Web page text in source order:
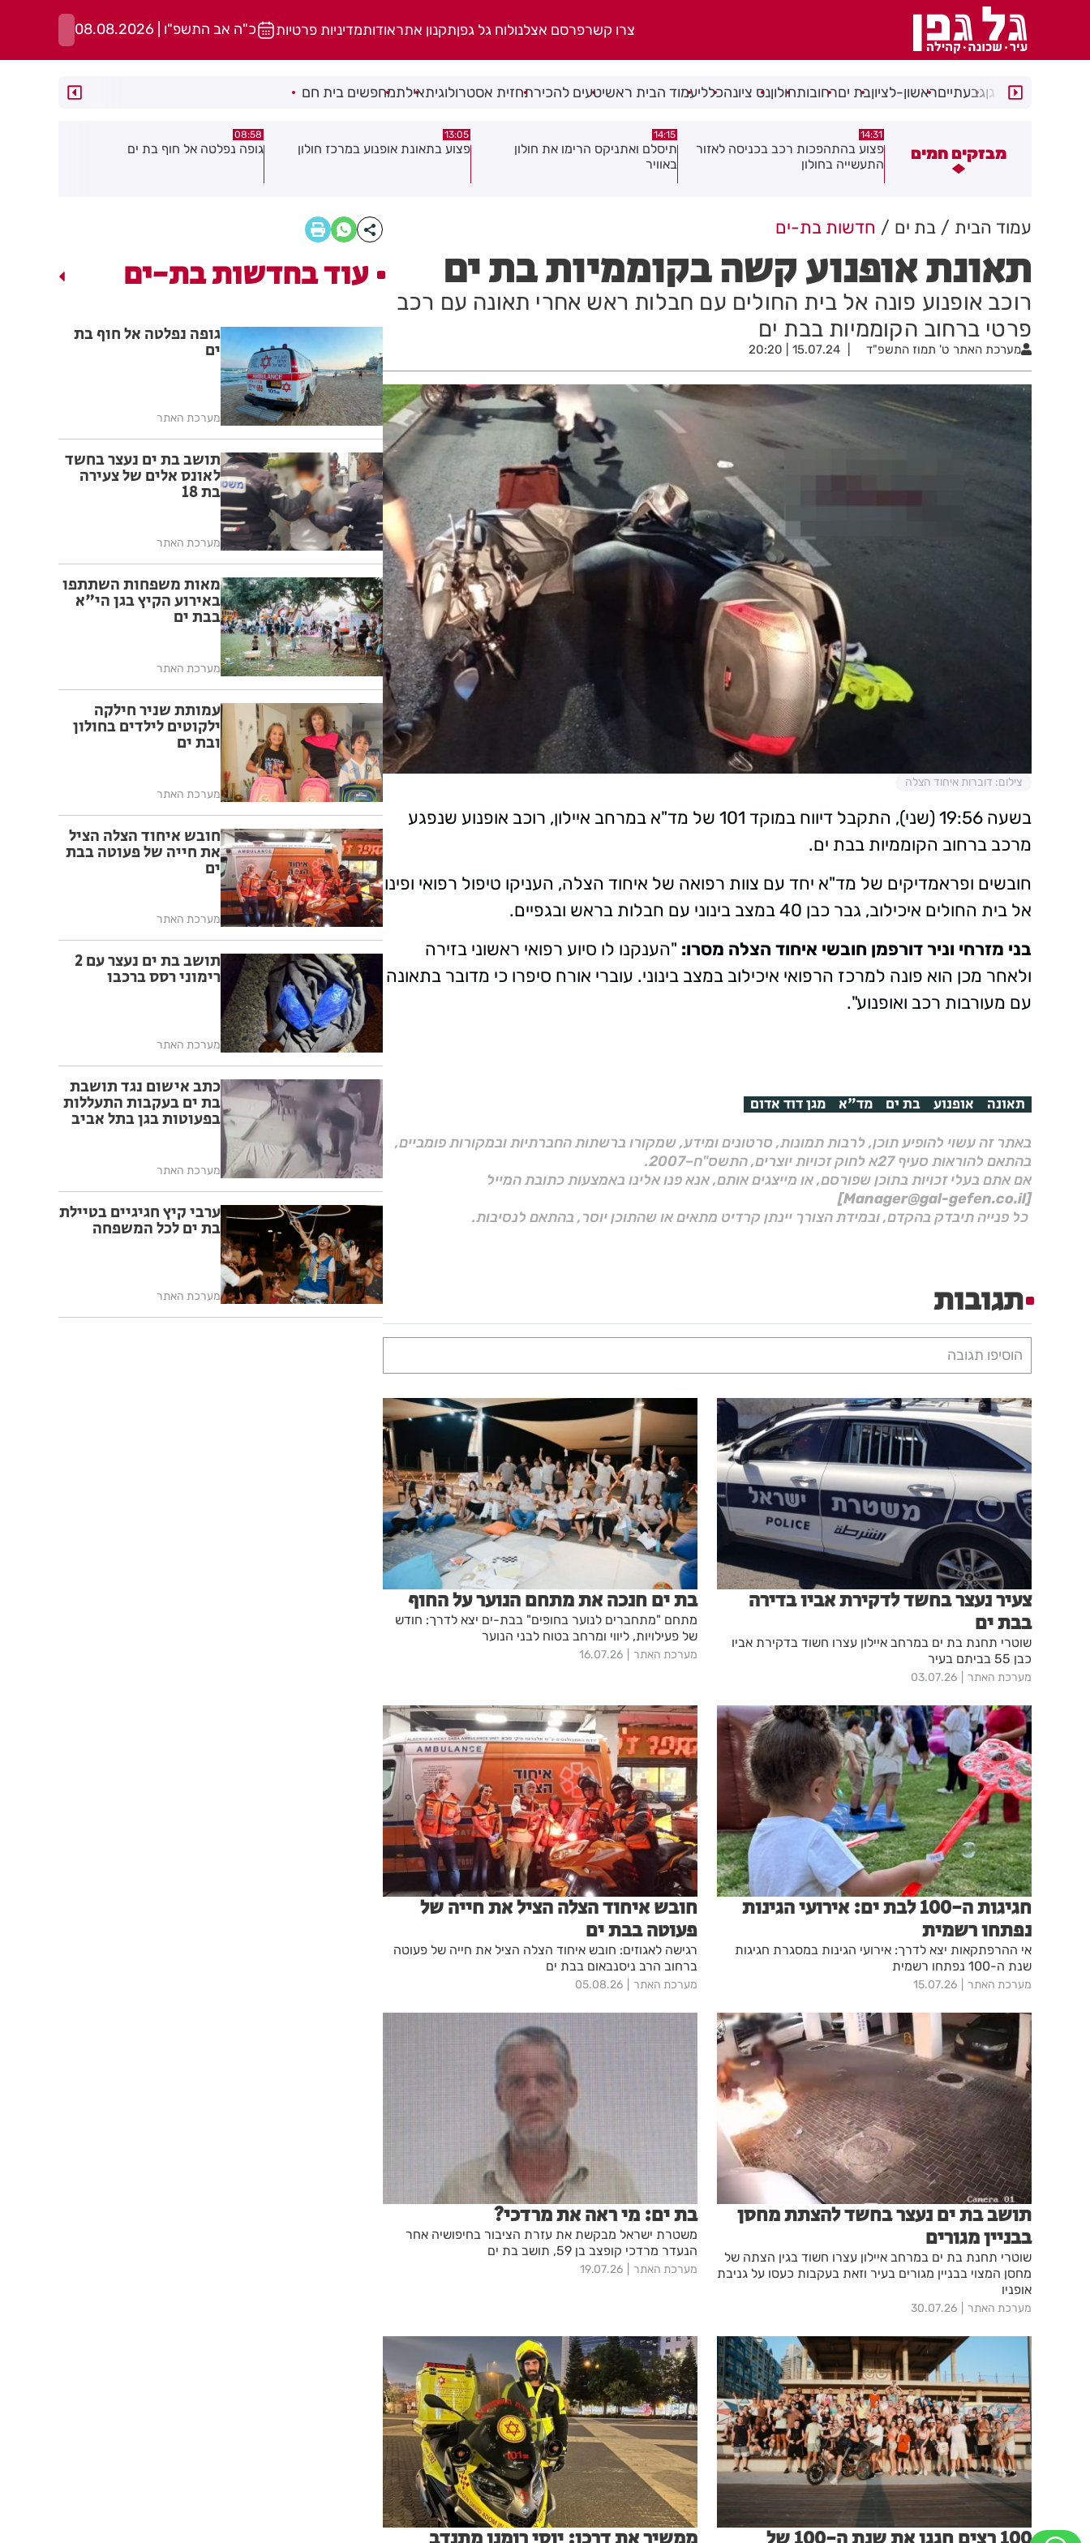
צרו קשרפרסם אצלנולוח גל גפןתקנון אתראודותמדיניות פרטיות כ"ה אב התשפ"ו | 08.08.2026
רמת גןגבעתייםראשון-לציוןבת יםרחובותחולוןנס ציונהכלליעמוד הבית ראשיטעים להכירתחזית אסטרולוגיתאילתמחפשים בית חם
מבזקים חמים
פצוע בהתהפכות רכב בכניסה לאזור
14:15
תיסלם ואתניקס הרימו את חולון
באוויר
13:05
פצוע בתאונת אופנוע במרכז חולון
08:58
גופה נפלטה אל חוף בת ים
08:29
חשד להצתה בשלושה מוקדים ברמת
עמוד הבית בת ים חדשות בת-ים
תאונת אופנוע קשה בקוממיות בת ים
רוכב אופנוע פונה אל בית החולים עם חבלות ראש אחרי תאונה עם רכב
פרטי ברחוב הקוממיות בבת ים
מערכת האתר ט' תמוז התשפ"ד 15.07.24 | 20:20
צילום: דוברות איחוד הצלה
בשעה 19:56 (שני), התקבל דיווח במוקד 101 של מד"א במרחב איילון, רוכב אופנוע שנפגע
מרכב ברחוב הקוממיות בבת ים.
חובשים ופראמדיקים של מד"א יחד עם צוות רפואה של איחוד הצלה, העניקו טיפול רפואי ופינו
אל בית החולים איכילוב, גבר כבן 40 במצב בינוני עם חבלות בראש ובגפיים.
בני מזרחי וניר דורפמן חובשי איחוד הצלה מסרו: "הענקנו לו סיוע רפואי ראשוני בזירה
ולאחר מכן הוא פונה למרכז הרפואי איכילוב במצב בינוני. עוברי אורח סיפרו כי מדובר בתאונה
עם מעורבות רכב ואופנוע".
תאונה אופנוע בת ים מד"א מגן דוד אדום
באתר זה עשוי להופיע תוכן, לרבות תמונות, סרטונים ומידע, שמקורו ברשתות החברתיות ובמקורות פומביים,
בהתאם להוראות סעיף 27א לחוק זכויות יוצרים, התשס"ח–2007.
אם אתם בעלי זכויות בתוכן שפורסם, או מייצגים אותם, אנא פנו אלינו באמצעות כתובת המייל
[Manager@gal-gefen.co.il]
כל פנייה תיבדק בהקדם, ובמידת הצורך יינתן קרדיט מתאים או שהתוכן יוסר, בהתאם לנסיבות.
תגובות
הוסיפו תגובה
צעיר נעצר בחשד לדקירת אביו בדירה
בבת ים
שוטרי תחנת בת ים במרחב איילון עצרו חשוד בדקירת אביו
כבן 55 בביתם בעיר
מערכת האתר 03.07.26
בת ים חנכה את מתחם הנוער על החוף
מתחם "מתחברים לנוער בחופים" בבת-ים יצא לדרך: חודש
של פעילויות, ליווי ומרחב בטוח לבני הנוער
מערכת האתר 16.07.26
חגיגות ה-100 לבת ים: אירועי הגינות
נפתחו רשמית
אי ההרפתקאות יצא לדרך: אירועי הגינות במסגרת חגיגות
שנת ה-100 נפתחו רשמית
מערכת האתר 15.07.26
חובש איחוד הצלה הציל את חייה של
פעוטה בבת ים
רגישה לאגוזים: חובש איחוד הצלה הציל את חייה של פעוטה
ברחוב הרב ניסנבאום בבת ים
מערכת האתר 05.08.26
תושב בת ים נעצר בחשד להצתת מחסן
בבניין מגורים
שוטרי תחנת בת ים במרחב איילון עצרו חשוד בגין הצתה של
מחסן המצוי בבניין מגורים בעיר וזאת בעקבות כעסו על גניבת
אופניו
מערכת האתר 30.07.26
בת ים: מי ראה את מרדכי?
משטרת ישראל מבקשת את עזרת הציבור בחיפושיה אחר
הנעדר מרדכי קופצב בן 59, תושב בת ים
מערכת האתר 19.07.26
עוד בחדשות בת-ים
גופה נפלטה אל חוף בת
ים
מערכת האתר
תושב בת ים נעצר בחשד
לאונס אלים של צעירה
בת 18
מערכת האתר
מאות משפחות השתתפו
באירוע הקיץ בגן הי"א
בבת ים
מערכת האתר
עמותת שניר חילקה
ילקוטים לילדים בחולון
ובת ים
מערכת האתר
חובש איחוד הצלה הציל
את חייה של פעוטה בבת
ים
מערכת האתר
תושב בת ים נעצר עם 2
רימוני רסס ברכבו
מערכת האתר
כתב אישום נגד תושבת
בת ים בעקבות התעללות
בפעוטות בגן בתל אביב
מערכת האתר
ערבי קיץ חגיגיים בטיילת
בת ים לכל המשפחה
מערכת האתר